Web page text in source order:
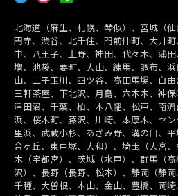
北海道（麻生、札幌、琴似）、宮城（
円寺、渋谷、北千住、門前仲町、大井
中、八王子、上野、神田、代々木、蒲
増、池袋、要町、大山、練馬、調布、
山、二子玉川、四ツ谷、高田馬場、自由
三軒茶屋、下北沢、月島、六本木、神保
津田沼、千葉、柏、本八幡、松戸、南
浜、桜木町、藤沢、川崎、本厚木、セ
里浜、武蔵小杉、あざみ野、溝の口、
合ヶ丘、東戸塚、大和）、埼玉（大宮
木（宇都宮）、茨城（水戸）、群馬（
沢）、長野（長野、松本）、静岡（静岡
千種、大曽根、本山、金山、豊橋、岡崎